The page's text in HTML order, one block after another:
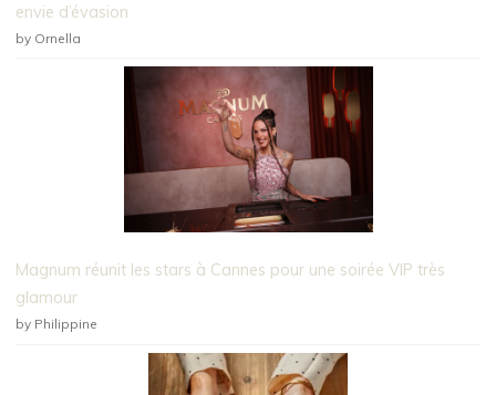
envie d’évasion
by Ornella
Magnum réunit les stars à Cannes pour une soirée VIP très
glamour
by Philippine